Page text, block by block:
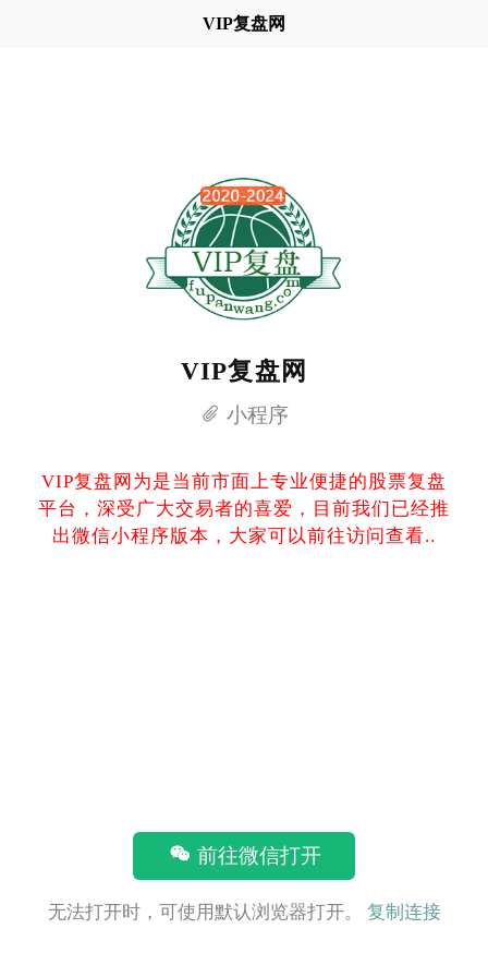
VIP复盘网
VIP复盘网
小程序
VIP复盘网为是当前市面上专业便捷的股票复盘
平台，深受广大交易者的喜爱，目前我们已经推
出微信小程序版本，大家可以前往访问查看..
前往微信打开
无法打开时，可使用默认浏览器打开。 复制连接